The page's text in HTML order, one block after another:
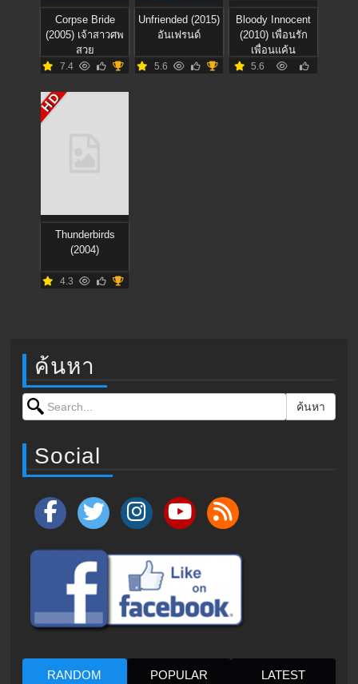
Corpse Bride
(2005) เจ้าสาวศพ
สวย
7.4
Unfriended (2015)
อันเฟรนด์
5.6
Bloody Innocent
(2010) เพื่อนรัก
เพื่อนแค้น
5.6
HD
Thunderbirds
(2004)
4.3
ค้นหา
Search for: ค้นหา
Social
RANDOM POPULAR LATEST